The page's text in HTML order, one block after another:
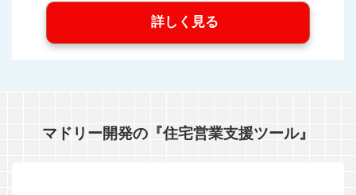
詳しく見る
マドリー開発の『住宅営業支援ツール』